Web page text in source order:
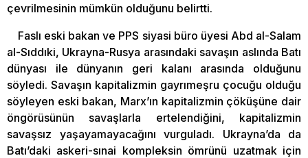
çevrilmesinin mümkün olduğunu belirtti.
Faslı eski bakan ve PPS siyasi büro üyesi Abd al-Salam
al-Sıddıki, Ukrayna-Rusya arasındaki savaşın aslında Batı
dünyası ile dünyanın geri kalanı arasında olduğunu
söyledi. Savaşın kapitalizmin gayrımeşru çocuğu olduğu
söyleyen eski bakan, Marx’ın kapitalizmin çöküşüne dair
öngörüsünün savaşlarla ertelendiğini, kapitalizmin
savaşsız yaşayamayacağını vurguladı. Ukrayna’da da
Batı’daki askeri-sınai kompleksin ömrünü uzatmak için